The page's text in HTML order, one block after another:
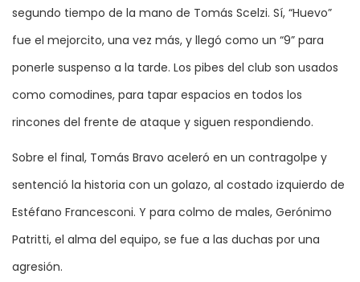
segundo tiempo de la mano de Tomás Scelzi. Sí, “Huevo”
fue el mejorcito, una vez más, y llegó como un “9” para
ponerle suspenso a la tarde. Los pibes del club son usados
como comodines, para tapar espacios en todos los
rincones del frente de ataque y siguen respondiendo.
Sobre el final, Tomás Bravo aceleró en un contragolpe y
sentenció la historia con un golazo, al costado izquierdo de
Estéfano Francesconi. Y para colmo de males, Gerónimo
Patritti, el alma del equipo, se fue a las duchas por una
agresión.